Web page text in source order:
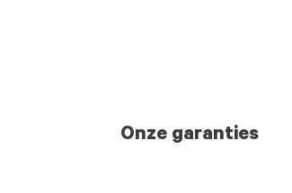
Onze garanties